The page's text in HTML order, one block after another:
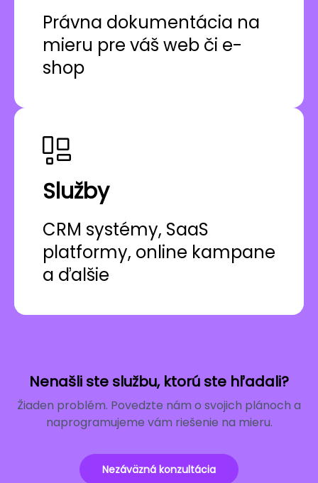
Právna dokumentácia na
mieru pre váš web či e-
shop
Služby
CRM systémy, SaaS
platformy, online kampane
a ďalšie
Nenašli ste službu, ktorú ste hľadali?
Žiaden problém. Povedzte nám o svojich plánoch a
naprogramujeme vám riešenie na mieru.
Nezáväzná konzultácia